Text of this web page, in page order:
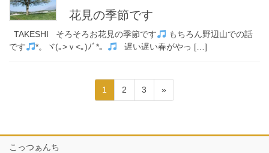
花見の季節です
TAKESHI そろそろお花見の季節です
もちろん野辺山での話
です
*。ヾ(｡>ｖ<｡)ﾉﾞ*。 遅い遅い春がやっ […]
ペ
固
定
1
固
定
2
固
定
3 »
こっつぁんち